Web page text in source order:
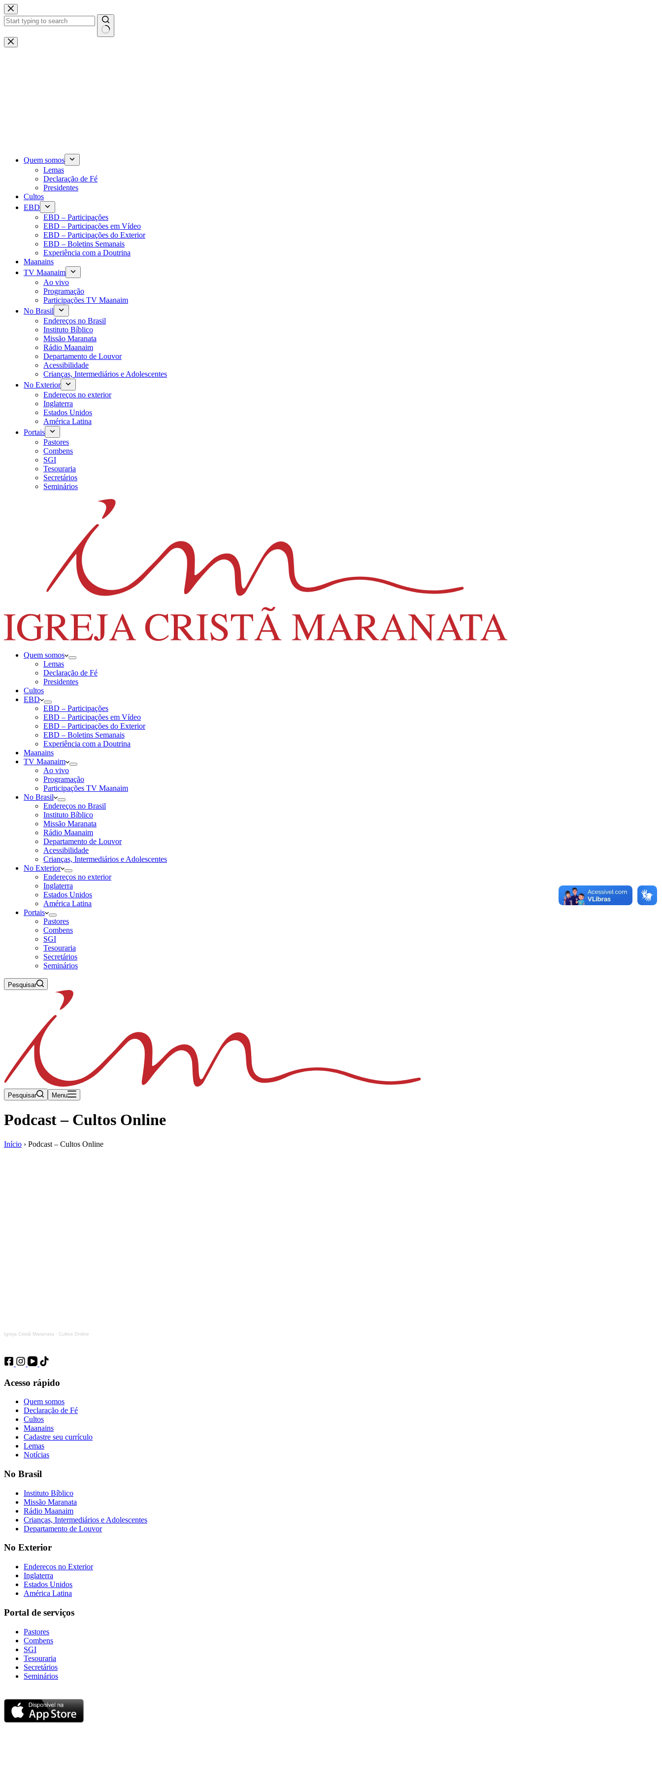
Pular
para
o
Sem
resultados
Quem somos
Lemas
Declaração de Fé
Presidentes
Cultos
EBD
EBD – Participações
EBD – Participações em Vídeo
EBD – Participações do Exterior
EBD – Boletins Semanais
Experiência com a Doutrina
Maanains
TV Maanaim
Ao vivo
Programação
Participações TV Maanaim
No Brasil
Endereços no Brasil
Instituto Bíblico
Missão Maranata
Rádio Maanaim
Departamento de Louvor
Acessibilidade
Crianças, Intermediários e Adolescentes
No Exterior
Endereços no exterior
Inglaterra
Estados Unidos
América Latina
Portais
Pastores
Combens
SGI
Tesouraria
Secretários
Seminários
Quem somos
Lemas
Declaração de Fé
Presidentes
Cultos
EBD
EBD – Participações
EBD – Participações em Vídeo
EBD – Participações do Exterior
EBD – Boletins Semanais
Experiência com a Doutrina
Maanains
TV Maanaim
Ao vivo
Programação
Participações TV Maanaim
No Brasil
Endereços no Brasil
Instituto Bíblico
Missão Maranata
Rádio Maanaim
Departamento de Louvor
Acessibilidade
Crianças, Intermediários e Adolescentes
No Exterior
Endereços no exterior
Inglaterra
Estados Unidos
América Latina
Portais
Pastores
Combens
SGI
Tesouraria
Secretários
Seminários
Pesquisar
Pesquisar Menu
Podcast – Cultos Online
Início › Podcast – Cultos Online
Igreja Cristã Maranata · Cultos Online
Acesso rápido
Quem somos
Declaração de Fé
Cultos
Maanains
Cadastre seu currículo
Lemas
Notícias
No Brasil
Instituto Bíblico
Missão Maranata
Rádio Maanaim
Crianças, Intermediários e Adolescentes
Departamento de Louvor
No Exterior
Endereços no Exterior
Inglaterra
Estados Unidos
América Latina
Portal de serviços
Pastores
Combens
SGI
Tesouraria
Secretários
Seminários